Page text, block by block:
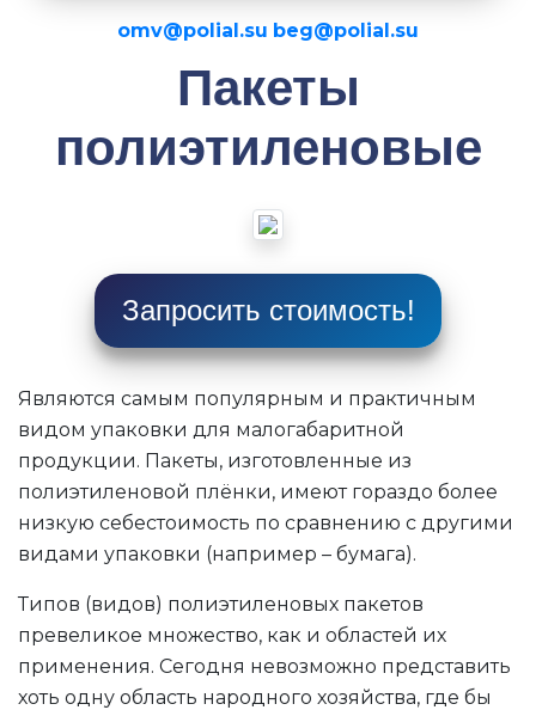
omv@polial.su beg@polial.su
Пакеты
полиэтиленовые
Запросить стоимость!
Являются самым популярным и практичным
видом упаковки для малогабаритной
продукции. Пакеты, изготовленные из
полиэтиленовой плёнки, имеют гораздо более
низкую себестоимость по сравнению с другими
видами упаковки (например – бумага).
Типов (видов) полиэтиленовых пакетов
превеликое множество, как и областей их
применения. Сегодня невозможно представить
хоть одну область народного хозяйства, где бы